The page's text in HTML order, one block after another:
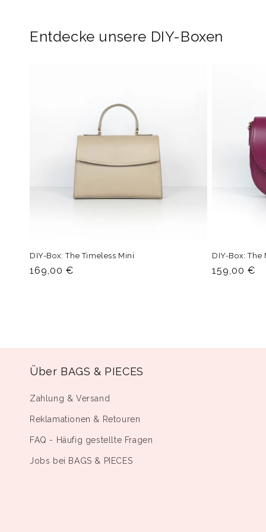
Entdecke unsere DIY-Boxen
DIY-Box: The Timeless Mini
Normaler
169,00 €
DIY-Box: The
Normaler
159,00 €
Über BAGS & PIECES
Zahlung & Versand
Reklamationen & Retouren
FAQ - Häufig gestellte Fragen
Jobs bei BAGS & PIECES